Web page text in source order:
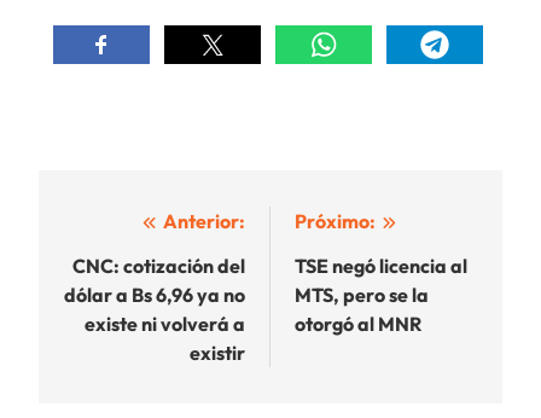
Navegación
de
entradas
Anterior:
CNC: cotización del
dólar a Bs 6,96 ya no
existe ni volverá a
existir
Próximo:
TSE negó licencia al
MTS, pero se la
otorgó al MNR